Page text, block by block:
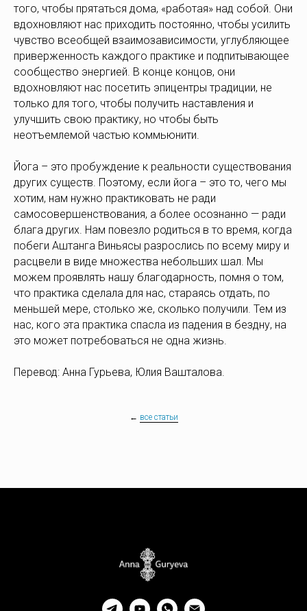
того, чтобы прятаться дома, «работая» над собой. Они
вдохновляют нас приходить постоянно, чтобы усилить
чувство всеобщей взаимозависимости, углубляющее
приверженность каждого практике и подпитывающее
сообщество энергией. В конце концов, они
вдохновляют нас посетить эпицентры традиции, не
только для того, чтобы получить наставления и
улучшить свою практику, но чтобы быть
неотъемлемой частью коммьюнити.
Йога – это пробуждение к реальности существования
других существ. Поэтому, если йога – это то, чего мы
хотим, нам нужно практиковать не ради
самосовершенствования, а более осознанно — ради
блага других. Нам повезло родиться в то время, когда
побеги Аштанга Виньясы разрослись по всему миру и
расцвели в виде множества небольших шал. Мы
можем проявлять нашу благодарность, помня о том,
что практика сделала для нас, стараясь отдать, по
меньшей мере, столько же, сколько получили. Тем из
нас, кого эта практика спасла из падения в бездну, на
это может потребоваться не одна жизнь.
Перевод: Анна Гурьева, Юлия Вашталова.
← все статьи